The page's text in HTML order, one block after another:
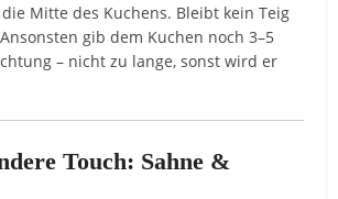
Mitte des Kuchens. Bleibt kein Teig
gib dem Kuchen noch 3–5
– nicht zu lange, sonst wird er
Touch: Sahne &